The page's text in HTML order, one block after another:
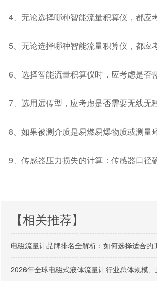
4、无论选择哪种智能流量积算仪，都应
5、无论选择哪种智能流量积算仪，都应
6、选择智能流量积算仪时，应考虑是否
7、选用远传型，应考虑是否需要无线无
8、如果被测介质是易燃易爆物质或测量
9、传感器压力损失的计算：传感器口径
【相关推荐】
电磁流量计品牌排名全解析：如何选择适合的
2026年全球电磁式液体流量计行业总体规模